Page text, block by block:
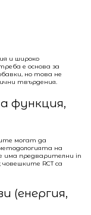
и широко
е основа за
но това не
твърдения.
функция,
могат да
на
има предварителни in
RCT са
(енергия,